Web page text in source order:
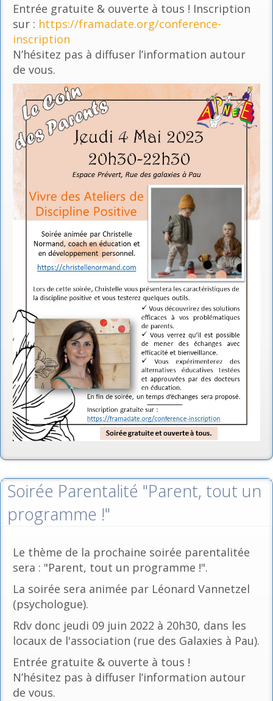
Entrée gratuite & ouverte à tous ! Inscription
sur : https://framadate.org/conference-
inscription
N’hésitez pas à diffuser l’information autour
de vous.
Soirée Parentalité "Parent, tout un
programme !"
Le thème de la prochaine soirée parentalitée
sera : "Parent, tout un programme !".
La soirée sera animée par Léonard Vannetzel
(psychologue).
Rdv donc jeudi 09 juin 2022 à 20h30, dans les
locaux de l'association (rue des Galaxies à Pau).
Entrée gratuite & ouverte à tous !
N’hésitez pas à diffuser l’information autour
de vous.